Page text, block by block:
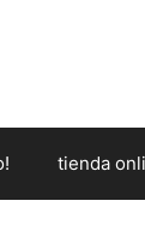
tienda